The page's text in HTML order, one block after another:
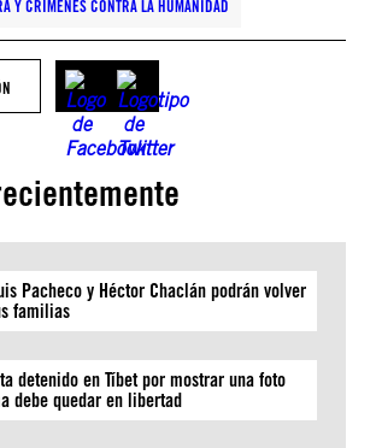
Y CRÍMENES CONTRA LA HUMANIDAD
Pacheco y Héctor Chaclán podrán volver
familias
detenido en Tíbet por mostrar una foto
debe quedar en libertad